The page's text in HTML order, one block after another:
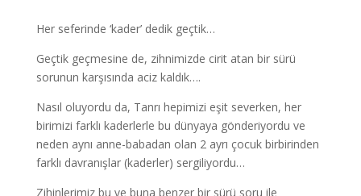
Her seferinde ‘kader’ dedik geçtik…
Geçtik geçmesine de, zihnimizde cirit atan bir sürü
sorunun karşısında aciz kaldık….
Nasıl oluyordu da, Tanrı hepimizi eşit severken, her
birimizi farklı kaderlerle bu dünyaya gönderiyordu ve
neden aynı anne-babadan olan 2 ayrı çocuk birbirinden
farklı davranışlar (kaderler) sergiliyordu…
Zihinlerimiz bu ve buna benzer bir sürü soru ile